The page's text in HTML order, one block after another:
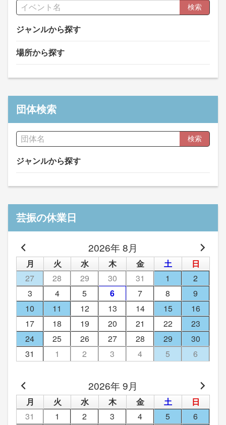
検索
ジャンルから探す
場所から探す
団体検索
検索
ジャンルから探す
芸振の休業日
2026年 8月
月 火 水 木 金 土
日
27
28 29 30 31 1
2
3
4 5 6 7 8
9
10
11 12 13 14 15
16
17
18 19 20 21 22
23
24
25 26 27 28 29
30
31
1 2 3 4 5 6
2026年 9月
月 火 水 木 金 土
日
31
1 2 3 4 5
6